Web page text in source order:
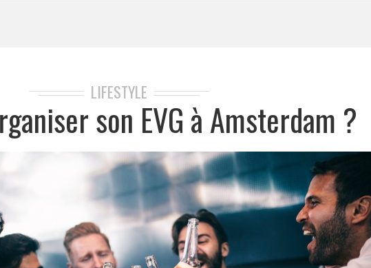
LIFESTYLE
son EVG à Amsterdam ?